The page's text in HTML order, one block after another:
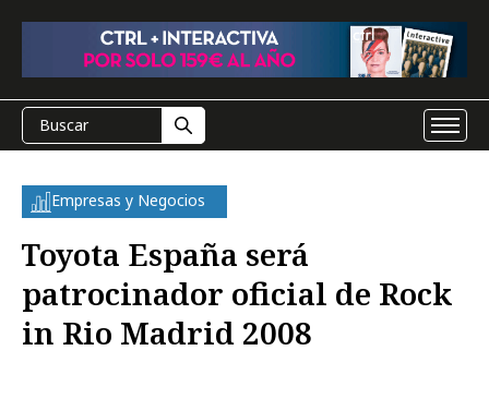
Empresas y Negocios
Toyota España será
patrocinador oficial de Rock
in Rio Madrid 2008